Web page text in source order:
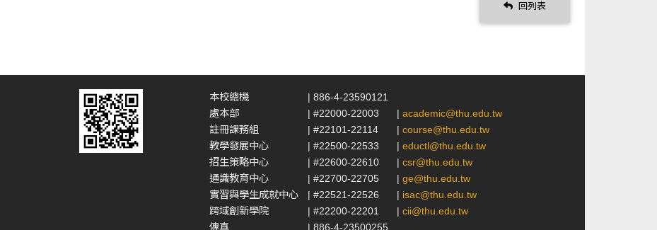
回列表
本校總機
| 886-4-23590121
處本部
| #22000-22003 | academic@thu.edu.tw
註冊課務組
| #22101-22114 | course@thu.edu.tw
教學發展中心
| #22500-22533 | eductl@thu.edu.tw
招生策略中心
| #22600-22610 | csr@thu.edu.tw
通識教育中心
| #22700-22705 | ge@thu.edu.tw
實習與學生成就中心
| #22521-22526 | isac@thu.edu.tw
跨域創新學院
| #22200-22201 | cii@thu.edu.tw
傳真
| 886-4-23500255